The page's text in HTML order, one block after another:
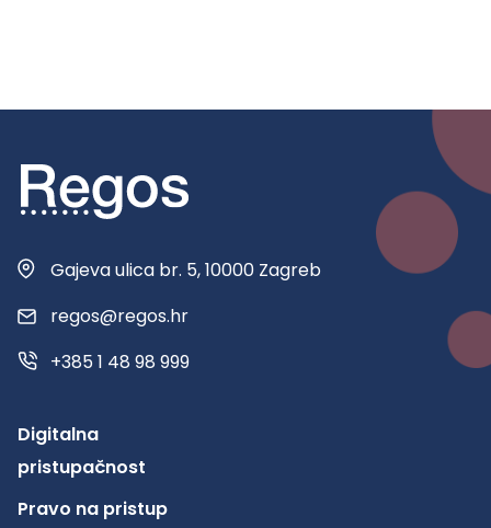
Gajeva ulica br. 5, 10000 Zagreb
regos@regos.hr
+385 1 48 98 999
Digitalna
pristupačnost
Pravo na pristup